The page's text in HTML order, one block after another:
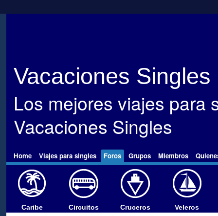
Vacaciones Singles
Los mejores viajes para
Vacaciones Singles
Home Viajes para singles Foros Grupos Miembros
Caribe Circuitos Cruceros Veleros